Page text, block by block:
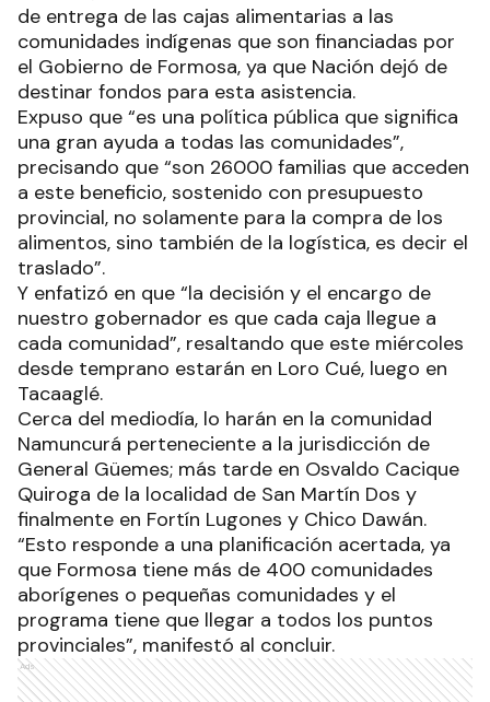
de entrega de las cajas alimentarias a las
comunidades indígenas que son financiadas por
el Gobierno de Formosa, ya que Nación dejó de
destinar fondos para esta asistencia.
Expuso que “es una política pública que significa
una gran ayuda a todas las comunidades”,
precisando que “son 26000 familias que acceden
a este beneficio, sostenido con presupuesto
provincial, no solamente para la compra de los
alimentos, sino también de la logística, es decir el
traslado”.
Y enfatizó en que “la decisión y el encargo de
nuestro gobernador es que cada caja llegue a
cada comunidad”, resaltando que este miércoles
desde temprano estarán en Loro Cué, luego en
Tacaaglé.
Cerca del mediodía, lo harán en la comunidad
Namuncurá perteneciente a la jurisdicción de
General Güemes; más tarde en Osvaldo Cacique
Quiroga de la localidad de San Martín Dos y
finalmente en Fortín Lugones y Chico Dawán.
“Esto responde a una planificación acertada, ya
que Formosa tiene más de 400 comunidades
aborígenes o pequeñas comunidades y el
programa tiene que llegar a todos los puntos
provinciales”, manifestó al concluir.
Ads